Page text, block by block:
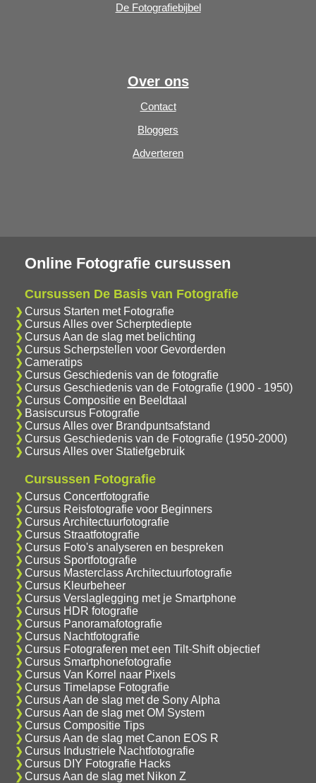
De Fotografiebijbel
Over ons
Contact
Bloggers
Adverteren
Online Fotografie cursussen
Cursussen De Basis van Fotografie
Cursus Starten met Fotografie
Cursus Alles over Scherptediepte
Cursus Aan de slag met belichting
Cursus Scherpstellen voor Gevorderden
Cameratips
Cursus Geschiedenis van de fotografie
Cursus Geschiedenis van de Fotografie (1900 - 1950)
Cursus Compositie en Beeldtaal
Basiscursus Fotografie
Cursus Alles over Brandpuntsafstand
Cursus Geschiedenis van de Fotografie (1950-2000)
Cursus Alles over Statiefgebruik
Cursussen Fotografie
Cursus Concertfotografie
Cursus Reisfotografie voor Beginners
Cursus Architectuurfotografie
Cursus Straatfotografie
Cursus Foto's analyseren en bespreken
Cursus Sportfotografie
Cursus Masterclass Architectuurfotografie
Cursus Kleurbeheer
Cursus Verslaglegging met je Smartphone
Cursus HDR fotografie
Cursus Panoramafotografie
Cursus Nachtfotografie
Cursus Fotograferen met een Tilt-Shift objectief
Cursus Smartphonefotografie
Cursus Van Korrel naar Pixels
Cursus Timelapse Fotografie
Cursus Aan de slag met de Sony Alpha
Cursus Aan de slag met OM System
Cursus Compositie Tips
Cursus Aan de slag met Canon EOS R
Cursus Industriele Nachtfotografie
Cursus DIY Fotografie Hacks
Cursus Aan de slag met Nikon Z